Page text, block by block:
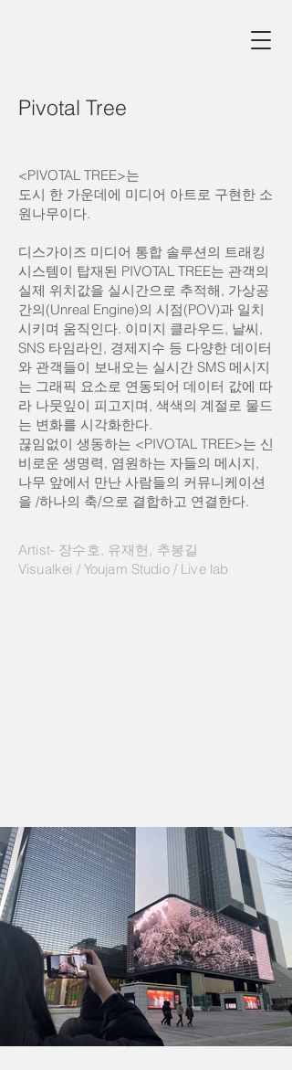
Pivotal Tree
<PIVOTAL TREE>는
도시 한 가운데에 미디어 아트로 구현한 소
원나무이다.
디스가이즈 미디어 통합 솔루션의 트래킹
시스템이 탑재된 PIVOTAL TREE는 관객의
실제 위치값을 실시간으로 추적해, 가상공
간의(Unreal Engine)의 시점(POV)과 일치
시키며 움직인다. 이미지 클라우드, 날씨,
SNS 타임라인, 경제지수 등 다양한 데이터
와 관객들이 보내오는 실시간 SMS 메시지
는 그래픽 요소로 연동되어 데이터 값에 따
라 나뭇잎이 피고지며, 색색의 계절로 물드
는 변화를 시각화한다.
끊임없이 생동하는 <PIVOTAL TREE>는 신
비로운 생명력, 염원하는 자들의 메시지,
나무 앞에서 만난 사람들의 커뮤니케이션
을 /하나의 축/으로 결합하고 연결한다.
Artist- 장수호, 유재헌, 추봉길
Visualkei / Youjam Studio / Live lab